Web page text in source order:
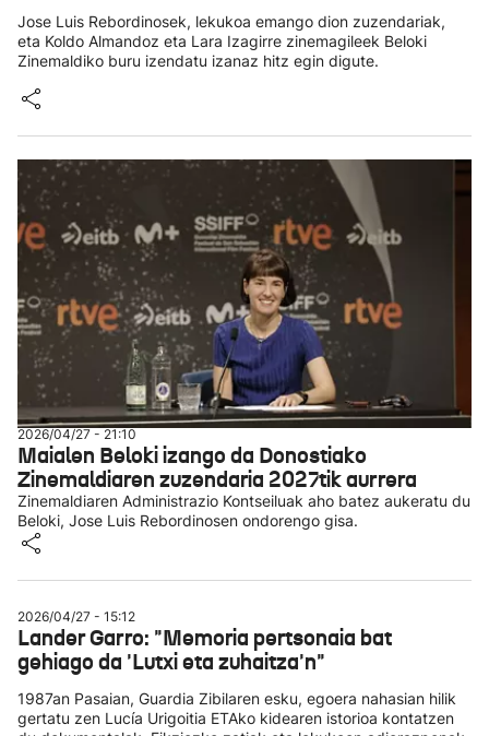
Jose Luis Rebordinosek, lekukoa emango dion zuzendariak,
eta Koldo Almandoz eta Lara Izagirre zinemagileek Beloki
Zinemaldiko buru izendatu izanaz hitz egin digute.
2026/04/27 - 21:10
Maialen Beloki izango da Donostiako
Zinemaldiaren zuzendaria 2027tik aurrera
Zinemaldiaren Administrazio Kontseiluak aho batez aukeratu du
Beloki, Jose Luis Rebordinosen ondorengo gisa.
2026/04/27 - 15:12
Lander Garro: "Memoria pertsonaia bat
gehiago da 'Lutxi eta zuhaitza'n"
1987an Pasaian, Guardia Zibilaren esku, egoera nahasian hilik
gertatu zen Lucía Urigoitia ETAko kidearen istorioa kontatzen